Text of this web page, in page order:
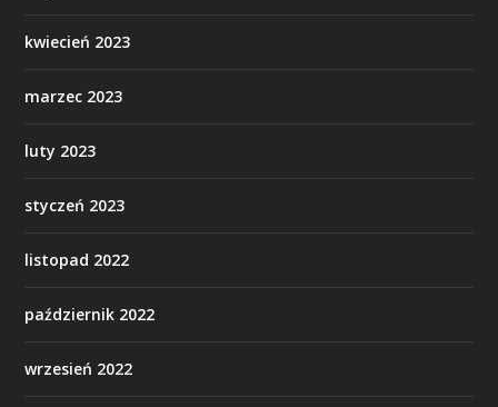
kwiecień 2023
marzec 2023
luty 2023
styczeń 2023
listopad 2022
październik 2022
wrzesień 2022